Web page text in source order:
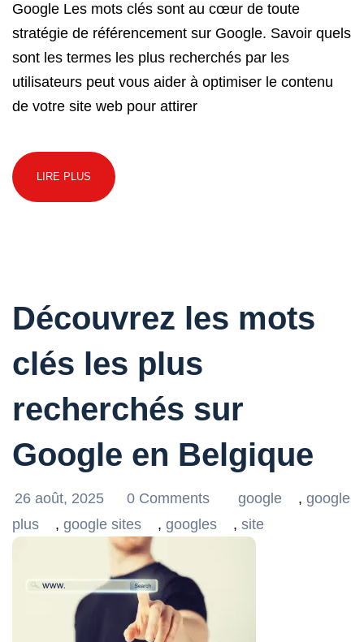
Google Les mots clés sont au cœur de toute
stratégie de référencement sur Google. Savoir quels
sont les termes les plus recherchés par les
utilisateurs peut vous aider à optimiser le contenu
de votre site web pour attirer
LIRE PLUS
Découvrez les mots
clés les plus
recherchés sur
Google en Belgique
26 août, 2025 0 Comments google , google
plus
, google sites , googles , site